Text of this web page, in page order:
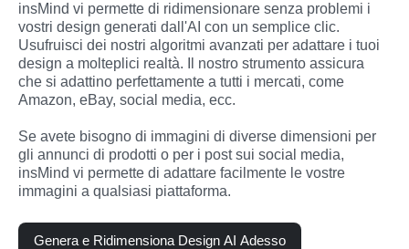
insMind vi permette di ridimensionare senza problemi i
vostri design generati dall'AI con un semplice clic.
Usufruisci dei nostri algoritmi avanzati per adattare i tuoi
design a molteplici realtà. Il nostro strumento assicura
che si adattino perfettamente a tutti i mercati, come
Amazon, eBay, social media, ecc.
Se avete bisogno di immagini di diverse dimensioni per
gli annunci di prodotti o per i post sui social media,
insMind vi permette di adattare facilmente le vostre
immagini a qualsiasi piattaforma.
Genera e Ridimensiona Design AI Adesso